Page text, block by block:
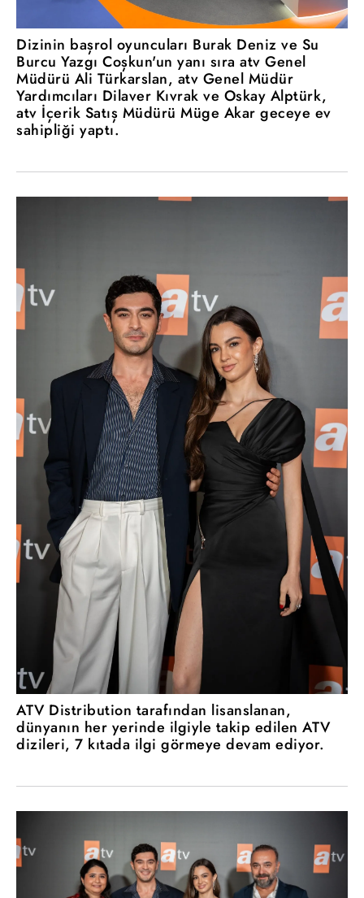
Dizinin başrol oyuncuları Burak Deniz ve Su
Burcu Yazgı Coşkun'un yanı sıra atv Genel
Müdürü Ali Türkarslan, atv Genel Müdür
Yardımcıları Dilaver Kıvrak ve Oskay Alptürk,
atv İçerik Satış Müdürü Müge Akar geceye ev
sahipliği yaptı.
ATV Distribution tarafından lisanslanan,
dünyanın her yerinde ilgiyle takip edilen ATV
dizileri, 7 kıtada ilgi görmeye devam ediyor.